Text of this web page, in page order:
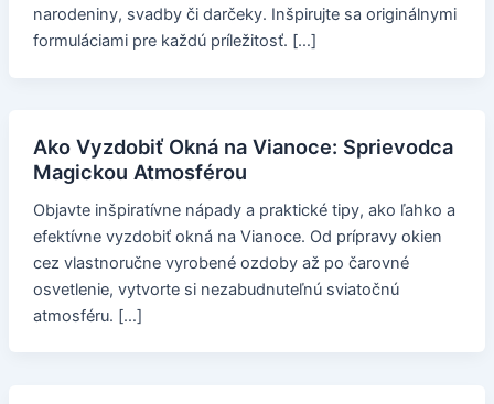
narodeniny, svadby či darčeky. Inšpirujte sa originálnymi
formuláciami pre každú príležitosť. […]
Ako Vyzdobiť Okná na Vianoce: Sprievodca
Magickou Atmosférou
Objavte inšpiratívne nápady a praktické tipy, ako ľahko a
efektívne vyzdobiť okná na Vianoce. Od prípravy okien
cez vlastnoručne vyrobené ozdoby až po čarovné
osvetlenie, vytvorte si nezabudnuteľnú sviatočnú
atmosféru. […]